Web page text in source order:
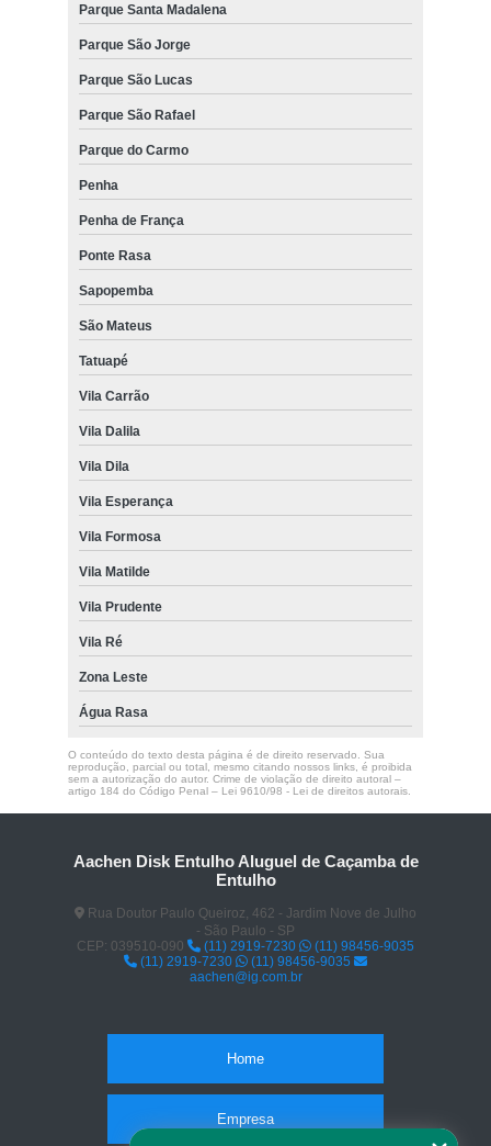
Parque Santa Madalena
Parque São Jorge
Parque São Lucas
Parque São Rafael
Parque do Carmo
Penha
Penha de França
Ponte Rasa
Sapopemba
São Mateus
Tatuapé
Vila Carrão
Vila Dalila
Vila Dila
Vila Esperança
Vila Formosa
Vila Matilde
Vila Prudente
Vila Ré
Zona Leste
Água Rasa
O conteúdo do texto desta página é de direito reservado. Sua
reprodução, parcial ou total, mesmo citando nossos links, é proibida
sem a autorização do autor. Crime de violação de direito autoral –
artigo 184 do Código Penal – Lei 9610/98 - Lei de direitos autorais.
Aachen Disk Entulho Aluguel de Caçamba de
Entulho
Rua Doutor Paulo Queiroz, 462 - Jardim Nove de Julho
- São Paulo - SP
CEP: 039510-090
(11) 2919-7230
(11) 98456-9035
(11) 2919-7230
(11) 98456-9035
aachen@ig.com.br
Home
Empresa